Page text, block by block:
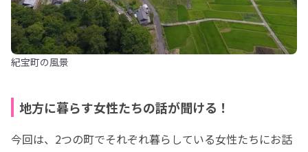
紀宝町の風景
地方に暮らす女性たちの話が聞ける！
今回は、2つの町でそれぞれ暮らしている女性たちにお話